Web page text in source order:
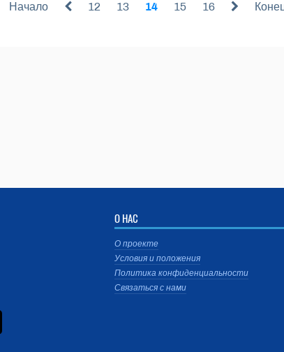
Начало 12 13 14 15 16
О НАС
О проекте
Условия и положения
Политика конфиденциальности
Связаться с нами